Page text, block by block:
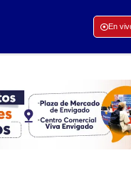
En